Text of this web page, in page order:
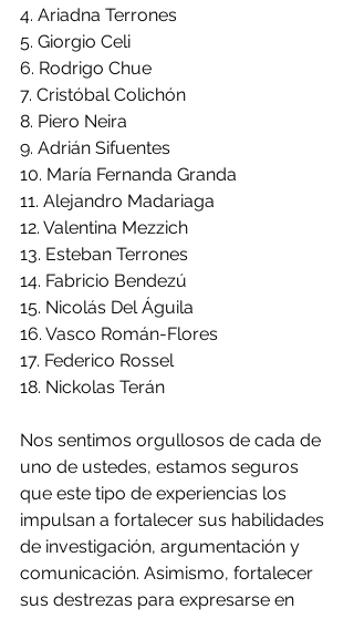
4. Ariadna Terrones
5. Giorgio Celi
6. Rodrigo Chue
7. Cristóbal Colichón
8. Piero Neira
9. Adrián Sifuentes
10. María Fernanda Granda
11. Alejandro Madariaga
12. Valentina Mezzich
13. Esteban Terrones
14. Fabricio Bendezú
15. Nicolás Del Águila
16. Vasco Román-Flores
17. Federico Rossel
18. Nickolas Terán
Nos sentimos orgullosos de cada de
uno de ustedes, estamos seguros
que este tipo de experiencias los
impulsan a fortalecer sus habilidades
de investigación, argumentación y
comunicación. Asimismo, fortalecer
sus destrezas para expresarse en